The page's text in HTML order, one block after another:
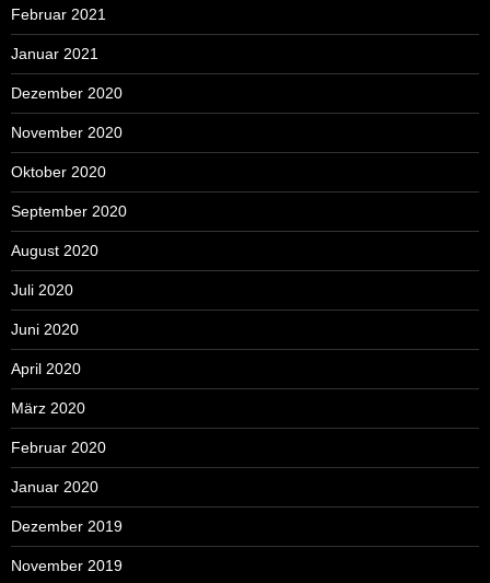
Februar 2021
Januar 2021
Dezember 2020
November 2020
Oktober 2020
September 2020
August 2020
Juli 2020
Juni 2020
April 2020
März 2020
Februar 2020
Januar 2020
Dezember 2019
November 2019